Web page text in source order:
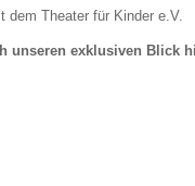
dem Theater für Kinder e.V.
unseren exklusiven Blick